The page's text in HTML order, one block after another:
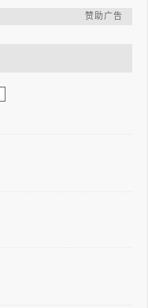
赞助广告